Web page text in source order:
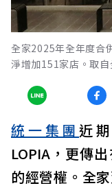
全家2025年全年度合
淨增加151家店。取
統一集團 近
LOPIA，更傳
的經營權。全